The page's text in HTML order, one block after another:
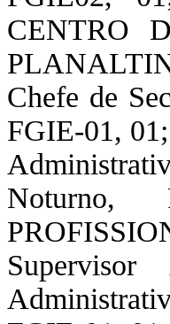
CENTRO
Chefe de
FGIE-01,
Noturno,